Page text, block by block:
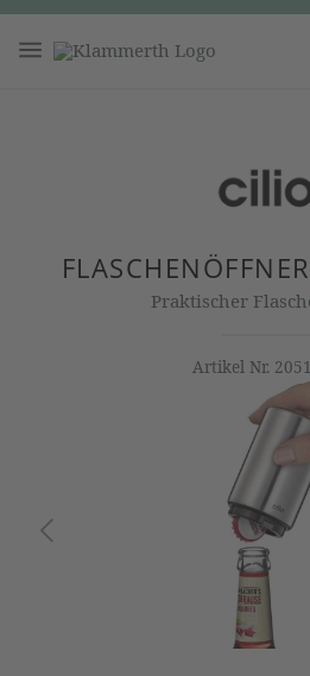
Praktischer
Artikel Nr.